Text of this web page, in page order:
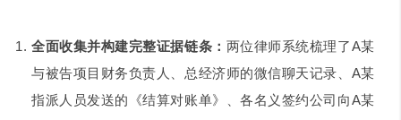
全面收集并构建完整证据链条： 两位律师系统梳理了A某
与被告项目财务负责人、总经济师的微信聊天记录、A某
指派人员发送的《结算对账单》、各名义签约公司向A某